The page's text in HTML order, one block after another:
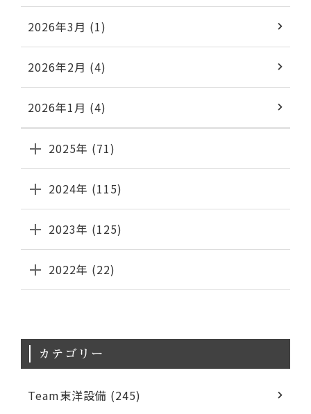
2026年3月 (1)
2026年2月 (4)
2026年1月 (4)
2025年 (71)
2024年 (115)
2023年 (125)
2022年 (22)
カテゴリー
Team東洋設備 (245)